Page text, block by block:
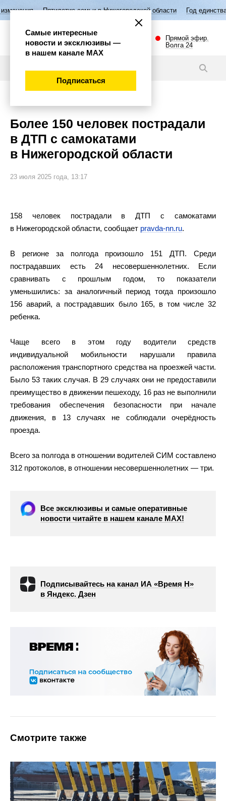
семьи в Нижегородской области Год единства народов России
Прямой эфир.
Волга 24
Более 150 человек пострадали
в ДТП с самокатами
в Нижегородской области
23 июля 2025 года, 13:17
158 человек пострадали в ДТП с самокатами
в Нижегородской области, сообщает pravda-nn.ru.
В регионе за полгода произошло 151 ДТП. Среди
пострадавших есть 24 несовершеннолетних. Если
сравнивать с прошлым годом, то показатели
уменьшились: за аналогичный период тогда произошло
156 аварий, а пострадавших было 165, в том числе 32
ребенка.
Чаще всего в этом году водители средств
индивидуальной мобильности нарушали правила
расположения транспортного средства на проезжей части.
Было 53 таких случая. В 29 случаях они не предоставили
преимущество в движении пешеходу, 16 раз не выполнили
требования обеспечения безопасности при начале
движения, в 13 случаях не соблюдали очерёдность
проезда.
Всего за полгода в отношении водителей СИМ составлено
312 протоколов, в отношении несовершеннолетних — три.
Все эксклюзивы и самые оперативные
новости читайте в нашем канале МАХ!
Подписывайтесь на канал ИА «Время Н»
в Яндекс. Дзен
Смотрите также
Самые интересные
новости и эксклюзивы —
в нашем канале МАХ
Подписаться